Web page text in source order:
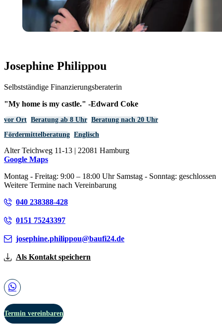
Josephine Philippou
Selbstständige Finanzierungsberaterin
"My home is my castle." -Edward Coke
vor Ort Beratung ab 8 Uhr Beratung nach 20 Uhr
Fördermittelberatung Englisch
Alter Teichweg 11-13 | 22081 Hamburg
Google Maps
Montag - Freitag: 9:00 – 18:00 Uhr Samstag - Sonntag: geschlossen
Weitere Termine nach Vereinbarung
040 238388-428
0151 75243397
josephine.philippou@baufi24.de
Als Kontakt speichern
Termin vereinbaren